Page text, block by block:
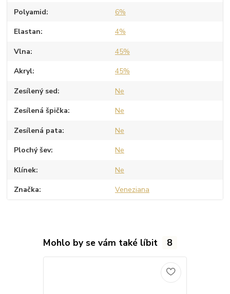
Polyamid 6%
Elastan 4%
Vlna 45%
Akryl 45%
Zesílený sed Ne
Zesílená špička Ne
Zesílená pata Ne
Plochý šev Ne
Klínek Ne
Značka Veneziana
Mohlo by se vám také líbit 8